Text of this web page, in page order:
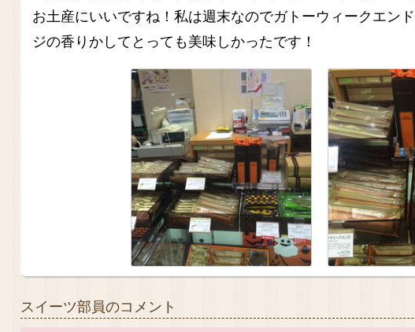
お土産にいいですね！私は週末なのでガトーウィークエン
ジの香りかしてとっても美味しかったです！
スイーツ部員のコメント